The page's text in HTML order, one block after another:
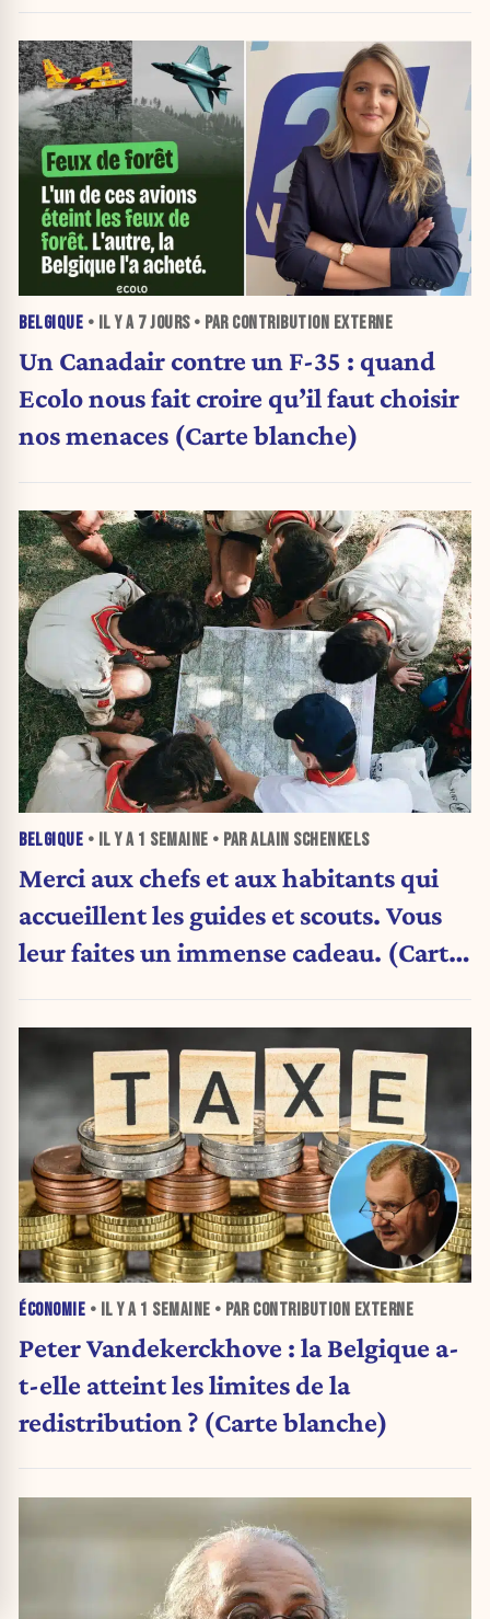
BELGIQUE • IL Y A 7 JOURS• PAR CONTRIBUTION EXTERNE
Un Canadair contre un F-35 : quand
Ecolo nous fait croire qu’il faut choisir
nos menaces (Carte blanche)
BELGIQUE • IL Y A 1 SEMAINE • PAR ALAIN SCHENKELS
Merci aux chefs et aux habitants qui
accueillent les guides et scouts. Vous
leur faites un immense cadeau. (Carte
ÉCONOMIE • IL Y A 1 SEMAINE • PAR CONTRIBUTION EXTERNE
Peter Vandekerckhove : la Belgique a-
t-elle atteint les limites de la
redistribution ? (Carte blanche)